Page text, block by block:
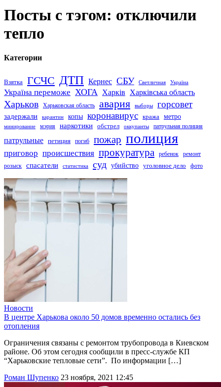
Посты с тэгом: отключили
тепло
Категории
Взятка ГСЧС ДТП Кернес СБУ Светличная Україна
Україна переможе ХОГА Харків Харківська область
Харьков Харьковская область авария выборы горсовет
задержали карантин копы коронавирус кража метро
минирование мэрия наркотики обстрел оккупанты патрульная полиция
патрульные петиция погиб пожар полиция
приговор происшествия прокуратура ребенок
ремонт
розыск
спасатели статистика суд убийство уголовное дело фото
Новости
В центре Харькова около 50 домов временно остались без
отопления
Ограничения связаны с ремонтом трубопровода в Киевском
районе. Об этом сегодня сообщили в пресс-службе КП
“Харьковские тепловые сети”. По информации […]
Роман Шупенко 23 ноября, 2021 12:45